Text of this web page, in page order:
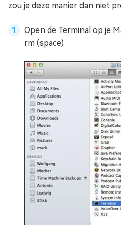
zou je deze manier dan niet
Open de Terminal op je
rm (space)